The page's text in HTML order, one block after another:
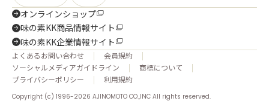
オンラインショップ
味の素KK商品情報サイト
味の素KK企業情報サイト
よくあるお問い合わせ
会員規約
ソーシャルメディアガイドライン
商標について
プライバシーポリシー
利用規約
Copyright (c) 1996-2026 AJINOMOTO CO.,INC All rights reserved.